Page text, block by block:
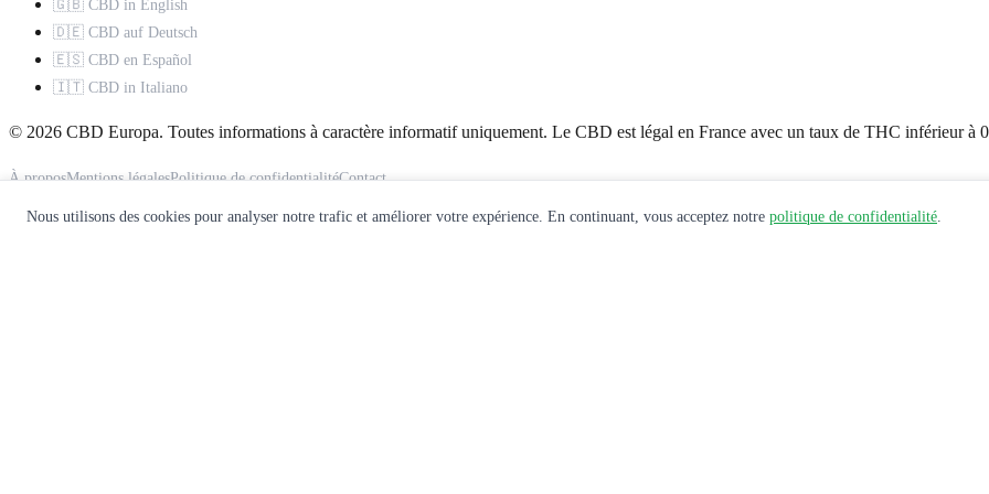
🇬🇧 CBD in English
🇩🇪 CBD auf Deutsch
🇪🇸 CBD en Español
🇮🇹 CBD in Italiano
© 2026 CBD Europa. Toutes informations à caractère informatif uniquement. Le CBD est légal en France avec un taux de THC inférieur à
À proposMentions légalesPolitique de confidentialitéContact
Ce site ne constitue pas un avis médical. Consultez un professionnel de santé avant toute utilisation de produits CBD.
Nous utilisons des cookies pour analyser notre trafic et améliorer votre expérience. En continuant, vous acceptez notre politique de confidentialité.